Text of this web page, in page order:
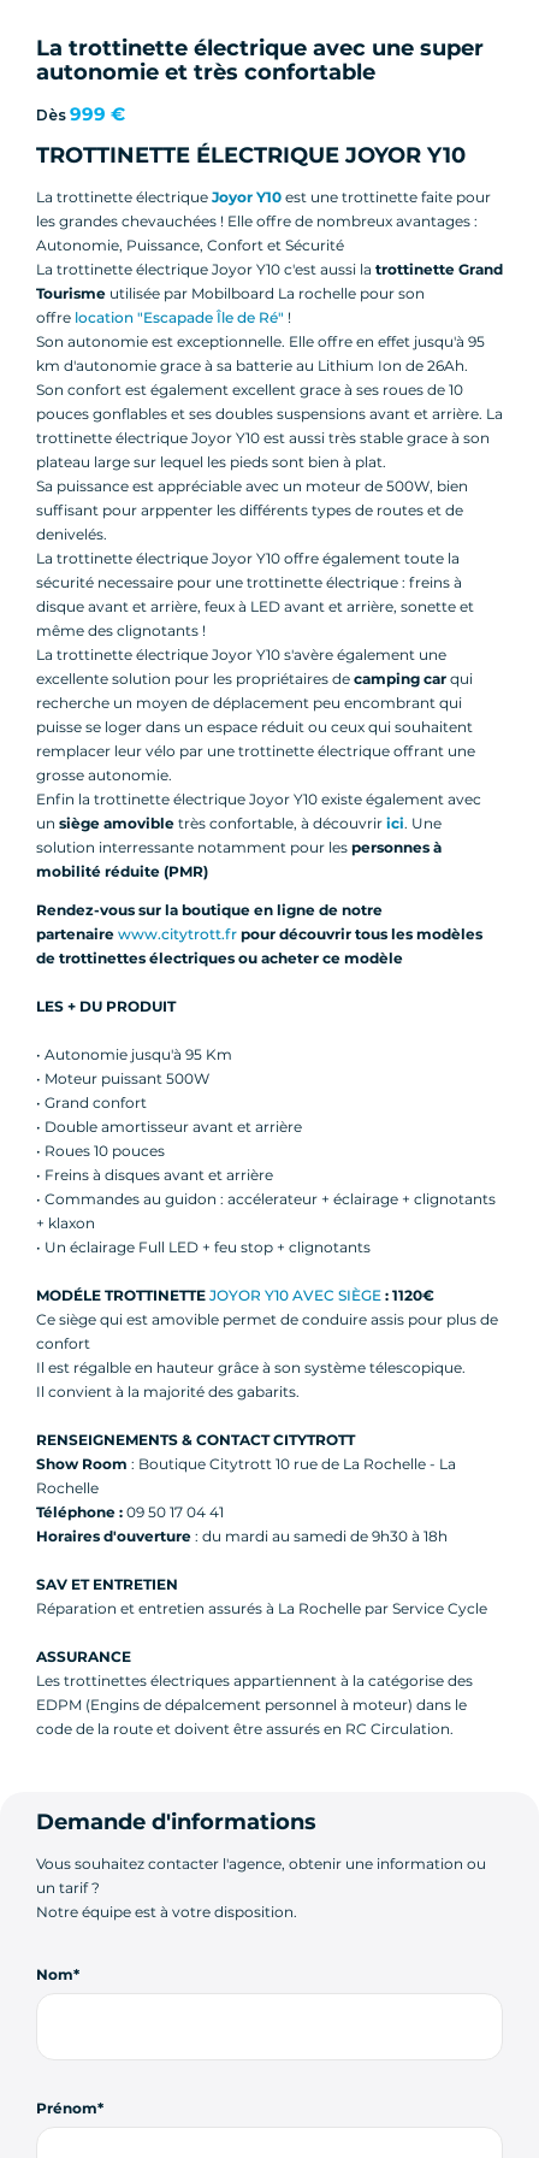
La trottinette électrique avec une super
autonomie et très confortable
Dès 999 €
TROTTINETTE ÉLECTRIQUE JOYOR Y10
La trottinette électrique Joyor Y10 est une trottinette faite pour
les grandes chevauchées ! Elle offre de nombreux avantages :
Autonomie, Puissance, Confort et Sécurité
La trottinette électrique Joyor Y10 c'est aussi la trottinette Grand
Tourisme utilisée par Mobilboard La rochelle pour son
offre location "Escapade Île de Ré" !
Son autonomie est exceptionnelle. Elle offre en effet jusqu'à 95
km d'autonomie grace à sa batterie au Lithium Ion de 26Ah.
Son confort est également excellent grace à ses roues de 10
pouces gonflables et ses doubles suspensions avant et arrière. La
trottinette électrique Joyor Y10 est aussi très stable grace à son
plateau large sur lequel les pieds sont bien à plat.
Sa puissance est appréciable avec un moteur de 500W, bien
suffisant pour arppenter les différents types de routes et de
denivelés.
La trottinette électrique Joyor Y10 offre également toute la
sécurité necessaire pour une trottinette électrique : freins à
disque avant et arrière, feux à LED avant et arrière, sonette et
même des clignotants !
La trottinette électrique Joyor Y10 s'avère également une
excellente solution pour les propriétaires de camping car qui
recherche un moyen de déplacement peu encombrant qui
puisse se loger dans un espace réduit ou ceux qui souhaitent
remplacer leur vélo par une trottinette électrique offrant une
grosse autonomie.
Enfin la trottinette électrique Joyor Y10 existe également avec
un siège amovible très confortable, à découvrir ici. Une
solution interressante notamment pour les personnes à
mobilité réduite (PMR)
Rendez-vous sur la boutique en ligne de notre
partenaire www.citytrott.fr pour découvrir tous les modèles
de trottinettes électriques ou acheter ce modèle
LES + DU PRODUIT
• Autonomie jusqu'à 95 Km
• Moteur puissant 500W
• Grand confort
• Double amortisseur avant et arrière
• Roues 10 pouces
• Freins à disques avant et arrière
• Commandes au guidon : accélerateur + éclairage + clignotants
+ klaxon
• Un éclairage Full LED + feu stop + clignotants
MODÉLE TROTTINETTE JOYOR Y10 AVEC SIÈGE : 1120€
Ce siège qui est amovible permet de conduire assis pour plus de
confort
Il est régalble en hauteur grâce à son système télescopique.
Il convient à la majorité des gabarits.
RENSEIGNEMENTS & CONTACT CITYTROTT
Show Room : Boutique Citytrott 10 rue de La Rochelle - La
Rochelle
Téléphone : 09 50 17 04 41
Horaires d'ouverture : du mardi au samedi de 9h30 à 18h
SAV ET ENTRETIEN
Réparation et entretien assurés à La Rochelle par Service Cycle
ASSURANCE
Les trottinettes électriques appartiennent à la catégorise des
EDPM (Engins de dépalcement personnel à moteur) dans le
code de la route et doivent être assurés en RC Circulation.
Demande d'informations
Vous souhaitez contacter l'agence, obtenir une information ou
un tarif ?
Notre équipe est à votre disposition.
Nom
Prénom